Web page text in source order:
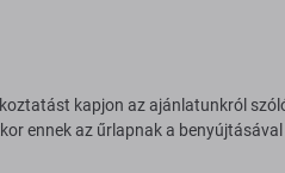
kapjon az ajánlatunkról
ennek az űrlapnak a